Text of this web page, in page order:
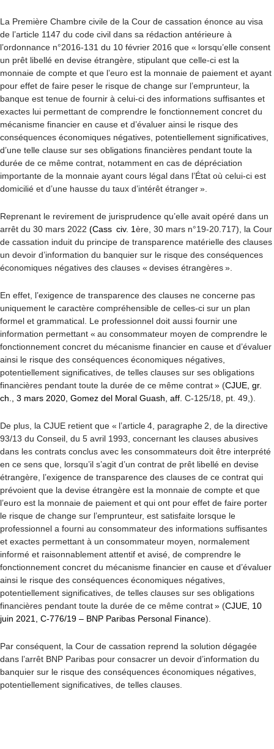
La Première Chambre civile de la Cour de cassation énonce au visa
de l’article 1147 du code civil dans sa rédaction antérieure à
l’ordonnance n°2016-131 du 10 février 2016 que « lorsqu’elle consent
un prêt libellé en devise étrangère, stipulant que celle-ci est la
monnaie de compte et que l’euro est la monnaie de paiement et ayant
pour effet de faire peser le risque de change sur l’emprunteur, la
banque est tenue de fournir à celui-ci des informations suffisantes et
exactes lui permettant de comprendre le fonctionnement concret du
mécanisme financier en cause et d’évaluer ainsi le risque des
conséquences économiques négatives, potentiellement significatives,
d’une telle clause sur ses obligations financières pendant toute la
durée de ce même contrat, notamment en cas de dépréciation
importante de la monnaie ayant cours légal dans l’État où celui-ci est
domicilié et d’une hausse du taux d’intérêt étranger ».
Reprenant le revirement de jurisprudence qu’elle avait opéré dans un
arrêt du 30 mars 2022 (Cass civ. 1ère , 30 mars n°19-20.717), la Cour
de cassation induit du principe de transparence matérielle des clauses
un devoir d’information du banquier sur le risque des conséquences
économiques négatives des clauses « devises étrangères ».
En effet, l’exigence de transparence des clauses ne concerne pas
uniquement le caractère compréhensible de celles-ci sur un plan
formel et grammatical. Le professionnel doit aussi fournir une
information permettant « au consommateur moyen de comprendre le
fonctionnement concret du mécanisme financier en cause et d’évaluer
ainsi le risque des conséquences économiques négatives,
potentiellement significatives, de telles clauses sur ses obligations
financières pendant toute la durée de ce même contrat » (CJUE, gr.
ch., 3 mars 2020, Gomez del Moral Guash, aff. C-125/18, pt. 49,).
De plus, la CJUE retient que « l’article 4, paragraphe 2, de la directive
93/13 du Conseil, du 5 avril 1993, concernant les clauses abusives
dans les contrats conclus avec les consommateurs doit être interprété
en ce sens que, lorsqu’il s’agit d’un contrat de prêt libellé en devise
étrangère, l’exigence de transparence des clauses de ce contrat qui
prévoient que la devise étrangère est la monnaie de compte et que
l’euro est la monnaie de paiement et qui ont pour effet de faire porter
le risque de change sur l’emprunteur, est satisfaite lorsque le
professionnel a fourni au consommateur des informations suffisantes
et exactes permettant à un consommateur moyen, normalement
informé et raisonnablement attentif et avisé, de comprendre le
fonctionnement concret du mécanisme financier en cause et d’évaluer
ainsi le risque des conséquences économiques négatives,
potentiellement significatives, de telles clauses sur ses obligations
financières pendant toute la durée de ce même contrat » (CJUE, 10
juin 2021, C-776/19 – BNP Paribas Personal Finance).
Par conséquent, la Cour de cassation reprend la solution dégagée
dans l’arrêt BNP Paribas pour consacrer un devoir d’information du
banquier sur le risque des conséquences économiques négatives,
potentiellement significatives, de telles clauses.